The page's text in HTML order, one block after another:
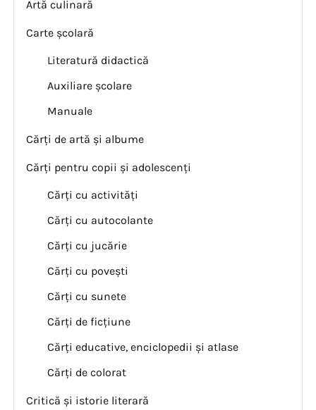
Artă culinară
Carte școlară
Literatură didactică
Auxiliare școlare
Manuale
Cărți de artă și albume
Cărți pentru copii și adolescenți
Cărți cu activități
Cărți cu autocolante
Cărți cu jucărie
Cărți cu povești
Cărți cu sunete
Cărți de ficțiune
Cărți educative, enciclopedii și atlase
Cărți de colorat
Critică și istorie literară